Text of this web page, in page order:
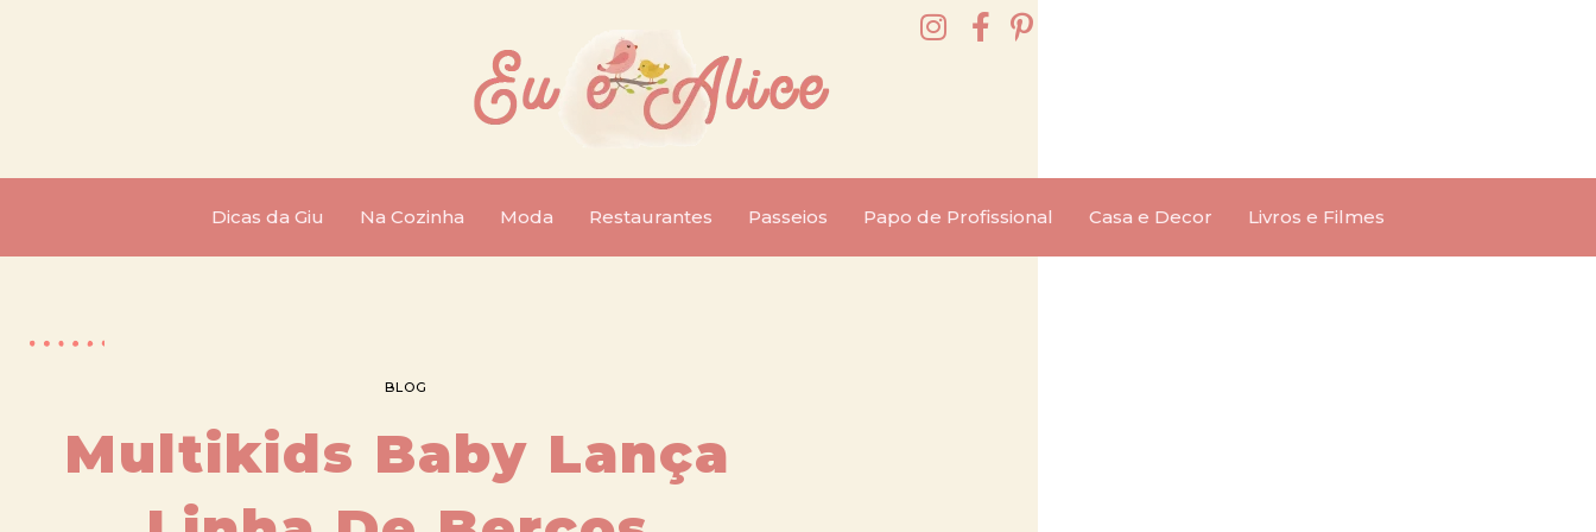
Dicas da Giu Na Cozinha Moda Restaurantes Passeios Papo de Profissional Casa e Decor Livros e Filmes
BLOG
Multikids Baby Lança